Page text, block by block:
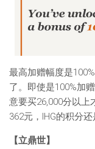
最高加赠幅度是
了。即使是100%加
意要买26,000分以
362元，IHG的积分
【立鼎世】